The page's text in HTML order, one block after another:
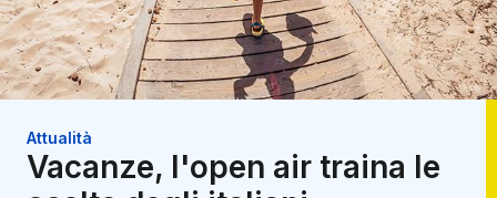
Attualità
Vacanze, l'open air traina le